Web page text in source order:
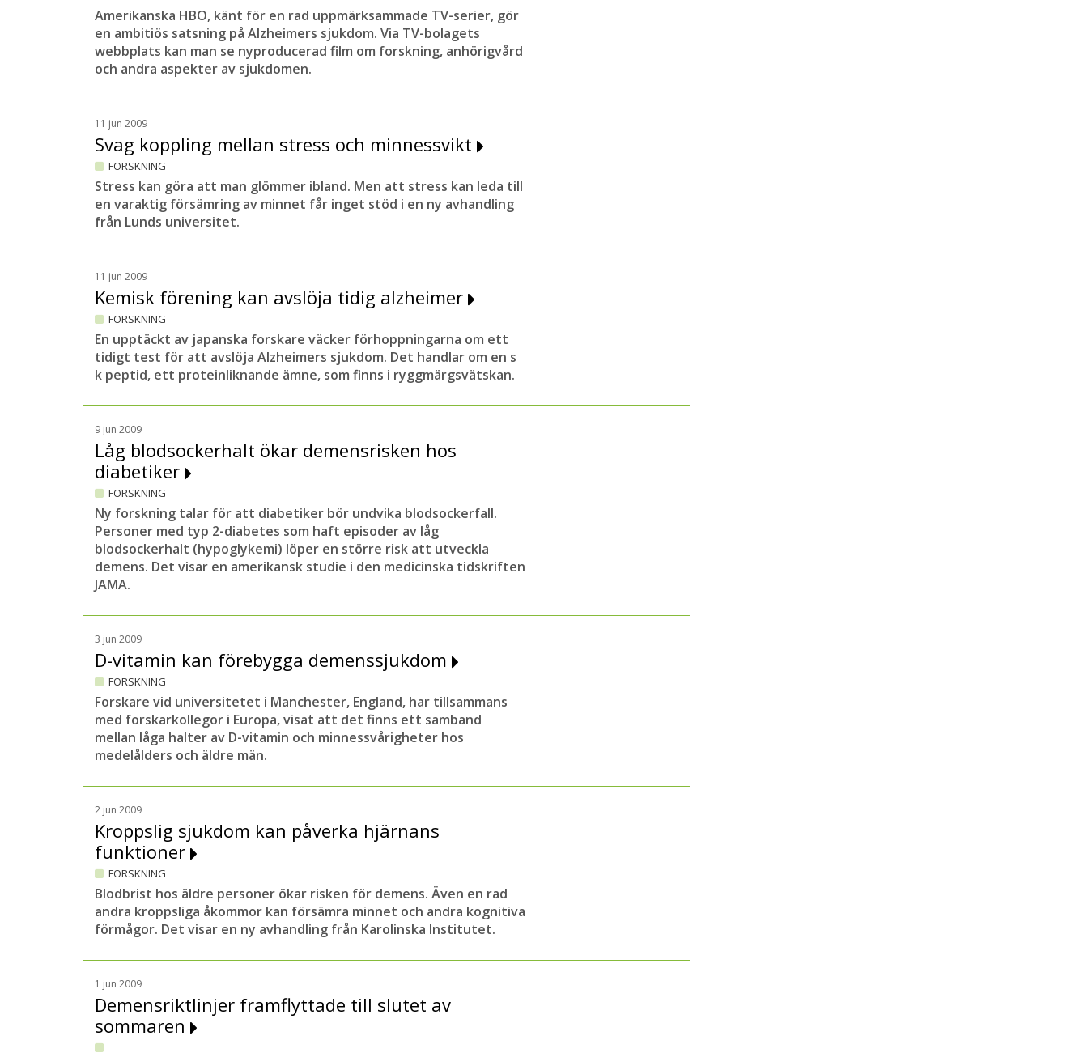
Amerikanska HBO, känt för en rad uppmärksammade TV-serier, gör
en ambitiös satsning på Alzheimers sjukdom. Via TV-bolagets
webbplats kan man se nyproducerad film om forskning, anhörigvård
och andra aspekter av sjukdomen.
11 jun 2009
Svag koppling mellan stress och minnessvikt
FORSKNING
Stress kan göra att man glömmer ibland. Men att stress kan leda till
en varaktig försämring av minnet får inget stöd i en ny avhandling
från Lunds universitet.
11 jun 2009
Kemisk förening kan avslöja tidig alzheimer
FORSKNING
En upptäckt av japanska forskare väcker förhoppningarna om ett
tidigt test för att avslöja Alzheimers sjukdom. Det handlar om en s
k peptid, ett proteinliknande ämne, som finns i ryggmärgsvätskan.
9 jun 2009
Låg blodsockerhalt ökar demensrisken hos
diabetiker
FORSKNING
Ny forskning talar för att diabetiker bör undvika blodsockerfall.
Personer med typ 2-diabetes som haft episoder av låg
blodsockerhalt (hypoglykemi) löper en större risk att utveckla
demens. Det visar en amerikansk studie i den medicinska tidskriften
JAMA.
3 jun 2009
D-vitamin kan förebygga demenssjukdom
FORSKNING
Forskare vid universitetet i Manchester, England, har tillsammans
med forskarkollegor i Europa, visat att det finns ett samband
mellan låga halter av D-vitamin och minnessvårigheter hos
medelålders och äldre män.
2 jun 2009
Kroppslig sjukdom kan påverka hjärnans
funktioner
FORSKNING
Blodbrist hos äldre personer ökar risken för demens. Även en rad
andra kroppsliga åkommor kan försämra minnet och andra kognitiva
förmågor. Det visar en ny avhandling från Karolinska Institutet.
1 jun 2009
Demensriktlinjer framflyttade till slutet av
sommaren